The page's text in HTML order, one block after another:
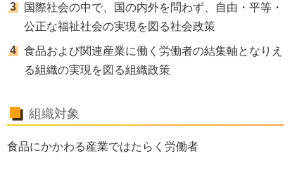
国際社会の中で、国の内外を問わず、自由・平等・
公正な福祉社会の実現を図る社会政策
食品および関連産業に働く労働者の結集軸となりえ
る組織の実現を図る組織政策
組織対象
食品にかかわる産業ではたらく労働者